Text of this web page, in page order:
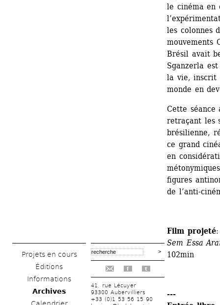
Projets en cours
Éditions
Informations
Archives
f t
41, rue Lécuyer
93300 Aubervilliers
+33 (0)1 53 56 15 90
le cinéma en
les colonnes
mouvements
Brésil avait
Sganzerla
la vie, inscrit
monde en
Cette
retraçant les
brésilienne,
ce grand
en
figures
de l’anti-
Film projeté:
Sem Essa
102min
---